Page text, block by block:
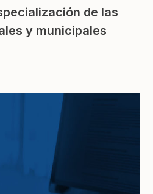
de las
y municipales